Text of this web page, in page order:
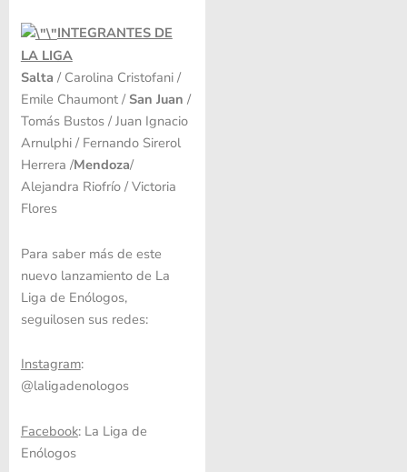
INTEGRANTES DE
LA LIGA
Salta / Carolina Cristofani /
Emile Chaumont / San Juan /
Tomás Bustos / Juan Ignacio
Arnulphi / Fernando Sirerol
Herrera /Mendoza/
Alejandra Riofrío / Victoria
Flores
Para saber más de este
nuevo lanzamiento de La
Liga de Enólogos,
seguilosen sus redes:
Instagram:
@laligadenologos
Facebook: La Liga de
Enólogos